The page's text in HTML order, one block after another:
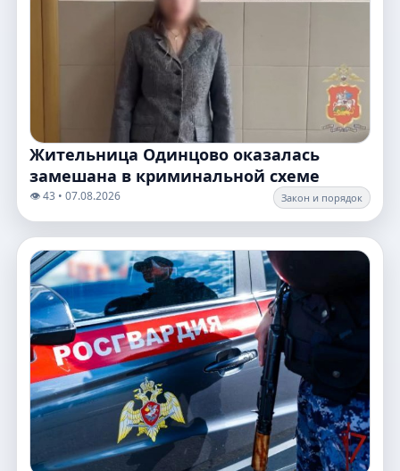
Жительница Одинцово оказалась
замешана в криминальной схеме
👁️ 43 • 07.08.2026 Закон и порядок